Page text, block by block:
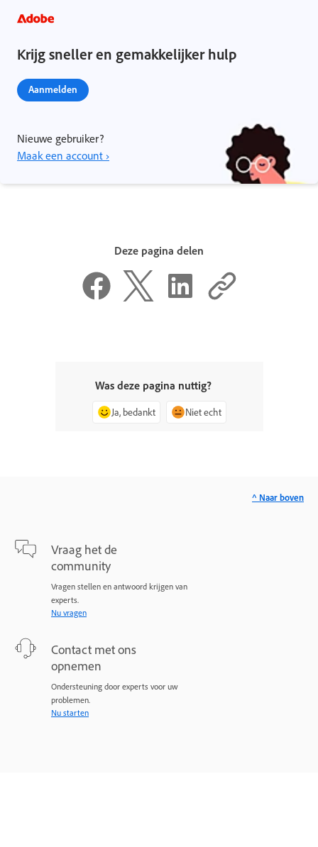
Krijg sneller en gemakkelijker hulp
Aanmelden
Nieuwe gebruiker?
Maak een account ›
Deze pagina delen
Was deze pagina nuttig?
Ja, bedankt Niet echt
Vraag het de
community
Vragen stellen en antwoord krijgen van
experts.
Nu vragen
Contact met ons
opnemen
Ondersteuning door experts voor uw
problemen.
Nu starten
^ Naar boven